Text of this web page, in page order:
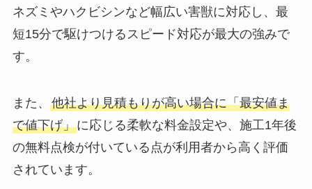
ネズミやハクビシンなど幅広い害獣に対応し、最
短15分で駆けつけるスピード対応が最大の強みで
す。
また、 他社より見積もりが高い場合に「最安値ま
で値下げ」に応じる柔軟な料金設定や、施工1年後
の無料点検が付いている点が利用者から高く評価
されています。